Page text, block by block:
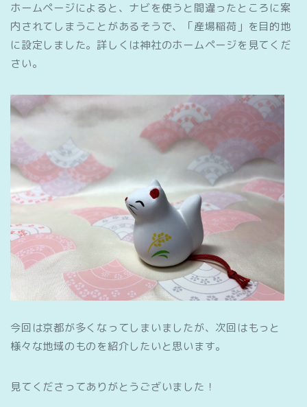
ホームページによると、ナビを使うと間違ったところに案
内されてしまうことがあるそうで、「産場稲荷」を目的地
に設定しました。詳しくは神社のホームページを見てくだ
さい。
今回は京都が多くなってしまいましたが、次回はもっと
様々な地域のものを紹介したいと思います。
見てくださってありがとうございました！